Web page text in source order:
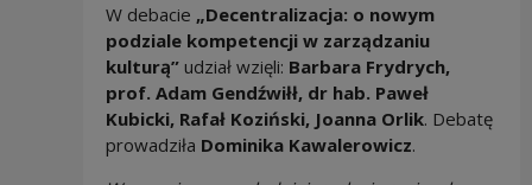
W debacie „Decentralizacja: o nowym
podziale kompetencji w zarządzaniu
kulturą”udział wzięli: Barbara Frydrych,
prof. Adam Gendźwiłł, dr hab. Paweł
Kubicki, Rafał Koziński, Joanna Orlik. Debatę
prowadziła Dominika Kawalerowicz.